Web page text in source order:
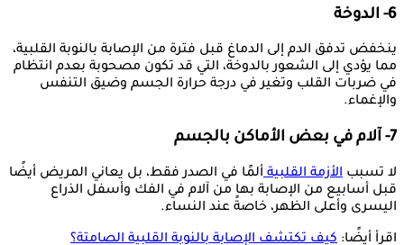
6- الدوخة
ينخفض تدفق الدم إلى الدماغ قبل فترة من الإصابة بالنوبة القلبية،
مما يؤدي إلى الشعور بالدوخة، التي قد تكون مصحوبة بعدم انتظام
في ضربات القلب وتغير في درجة حرارة الجسم وضيق التنفس
والإغماء.
7- آلام في بعض الأماكن بالجسم
لا تسبب الأزمة القلبيةألمًا في الصدر فقط، بل يعاني المريض أيضًا
قبل أسابيع من الإصابة بها من آلام في الفك وأسفل الذراع
اليسرى وأعلى الظهر، خاصةً عند النساء.
اقرأ أيضًا: كيف تكتشف الإصابة بالنوبة القلبية الصامتة؟